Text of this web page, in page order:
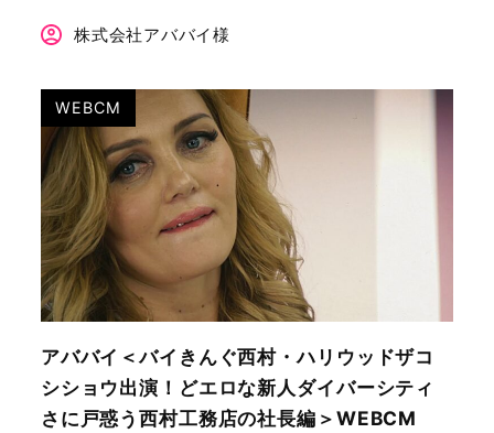
株式会社アババイ様
WEBCM
アババイ＜バイきんぐ西村・ハリウッドザコ
シショウ出演！どエロな新人ダイバーシティ
さに戸惑う西村工務店の社長編＞WEBCM